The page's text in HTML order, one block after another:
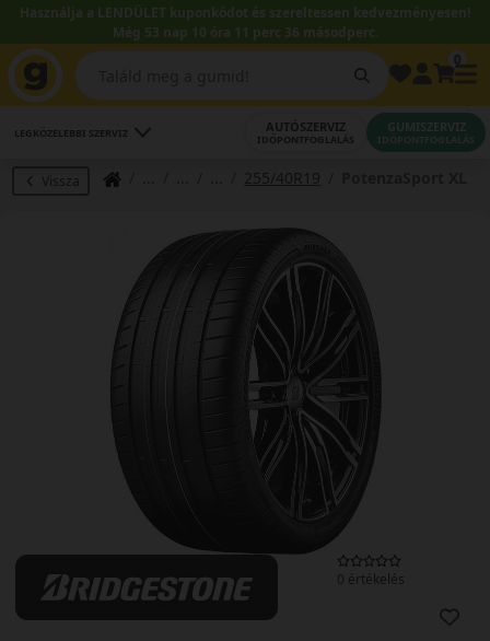
Használja a LENDÜLET kuponkódot és szereltessen kedvezményesen!
Még 53 nap 10 óra 11 perc 35 másodperc.
LEGKÖZELEBBI SZERVIZ AUTÓSZERVIZ
IDŐPONTFOGLALÁS
GUMISZERVIZ
IDŐPONTFOGLALÁS
Vissza 255/40R19
0 értékelés